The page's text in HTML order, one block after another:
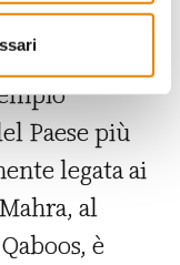
se
Paese più
legata ai
al
è